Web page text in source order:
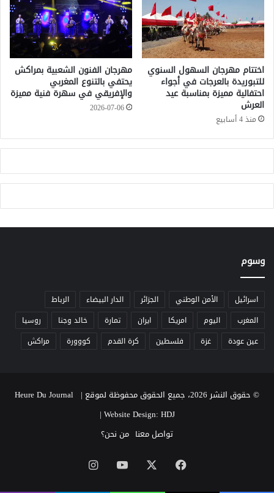
ت
ف
ي
ا
ل
س
ج
ن
ل
ا
ل
ن
ح
ل
ظ
ق
ة
ح
ك
و
م
ي
ة
و
ي
ت
ه
ي
ص
ي
اختتام مهرجان السهول السنوي
للتبوريدة بالعرجات في أجواء
احتفالية مميزة بمناسبة عيد
العرش
منذ 4 أسابيع
مهرجان الفنون الشعبية بمراكش
يحتفي بالتنوع المغربي
والإفريقي في سهرة فنية مميزة
2026-07-06
وسوم
اسرائيل الأمن الوطني الجزائر الدار البيضاء
الرباط
المغرب
اليوم امريكا ايران تمارة خالد وجنا
روسيا
عين عودة
غزة فلسطين كرة القدم كووورة مراكش
© حقوق النشر 2026، جميع الحقوق محفوظة لموقع Heure Du Journal |
Website Design: HDJ
|
تواصل معنا من نحن؟
فيسبوك ‫YouTube